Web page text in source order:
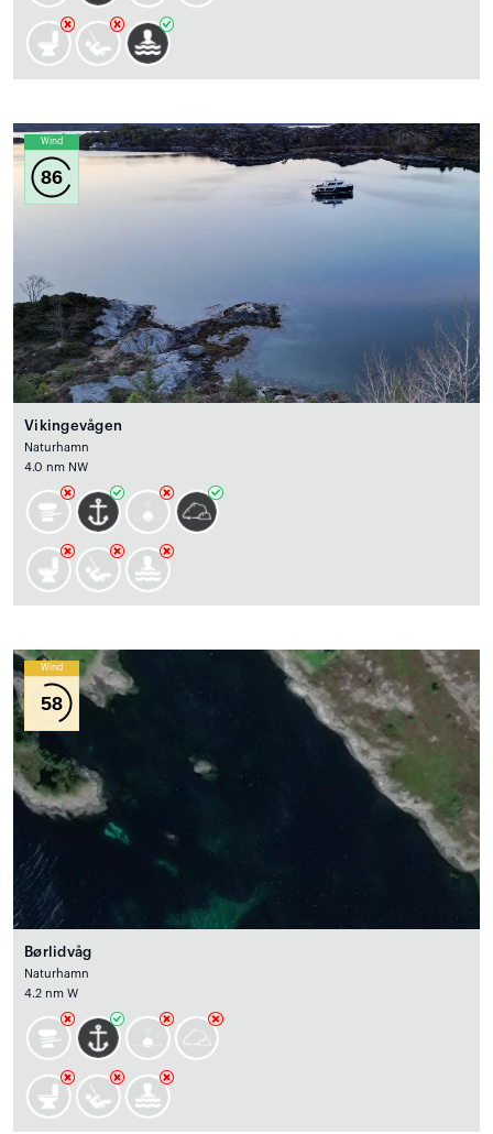
Wind
86
Vikingevågen
Naturhamn
4.0 nm NW
Wind
58
Børlidvåg
Naturhamn
4.2 nm W